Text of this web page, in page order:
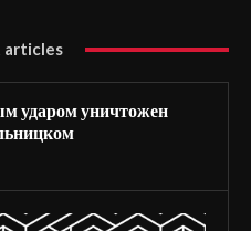
articles
ударом уничтожен